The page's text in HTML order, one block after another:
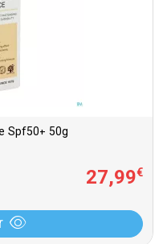
Spf50+ 50g
27,99€